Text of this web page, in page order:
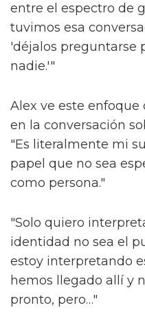
entre el espectro de
tuvimos esa
'déjalos preguntarse
nadie.'"
Alex ve este
en la conversación
"Es literalmente mi
papel que no sea
como persona."
"Solo quiero
identidad no sea el
estoy interpretando
hemos llegado allí y
pronto, pero…"